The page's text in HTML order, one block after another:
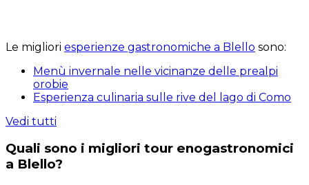
Le migliori esperienze gastronomiche a Blello sono:
Menù invernale nelle vicinanze delle prealpi
orobie
Esperienza culinaria sulle rive del lago di Como
Vedi tutti
Quali sono i migliori tour enogastronomici
a Blello?